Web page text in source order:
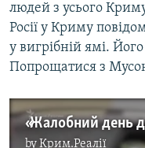
людей з усього
Росії у Криму
у вигрібній ямі.
Попрощатися з
byКрим.Реалії